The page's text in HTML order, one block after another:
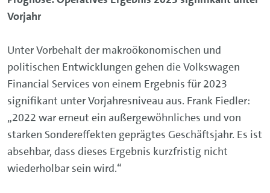
Vorjahr
Unter Vorbehalt der makroökonomischen und
politischen Entwicklungen gehen die Volkswagen
Financial Services von einem Ergebnis für 2023
signifikant unter Vorjahresniveau aus. Frank Fiedler:
„2022 war erneut ein außergewöhnliches und von
starken Sondereffekten geprägtes Geschäftsjahr. Es ist
absehbar, dass dieses Ergebnis kurzfristig nicht
wiederholbar sein wird.“